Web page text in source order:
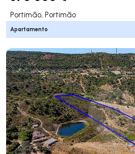
Portimão, Portimão
Apartamento